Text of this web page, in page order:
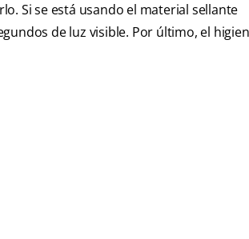
Si se está usando el material sellante
de luz visible. Por último, el